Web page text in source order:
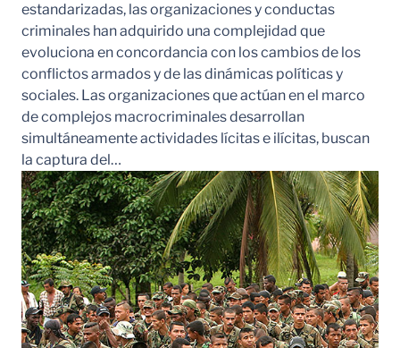
estandarizadas, las organizaciones y conductas
criminales han adquirido una complejidad que
evoluciona en concordancia con los cambios de los
conflictos armados y de las dinámicas políticas y
sociales. Las organizaciones que actúan en el marco
de complejos macrocriminales desarrollan
simultáneamente actividades lícitas e ilícitas, buscan
la captura del…